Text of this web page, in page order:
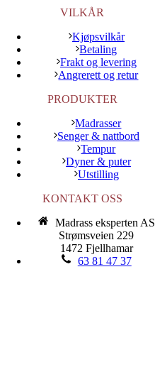
VILKÅR
Kjøpsvilkår
Betaling
Frakt og levering
Angrerett og retur
PRODUKTER
Madrasser
Senger & nattbord
Tempur
Dyner & puter
Utstilling
KONTAKT OSS
Madrass eksperten AS
Strømsveien 229
1472 Fjellhamar
63 81 47 37